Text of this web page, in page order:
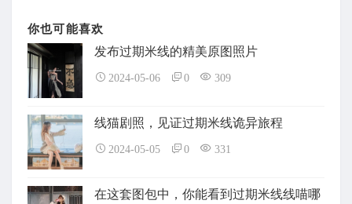
你也可能喜欢
发布过期米线的精美原图照片
2024-05-06 0 309
线猫剧照，见证过期米线诡异旅程
2024-05-05 0 331
在这套图包中，你能看到过期米线线喵哪